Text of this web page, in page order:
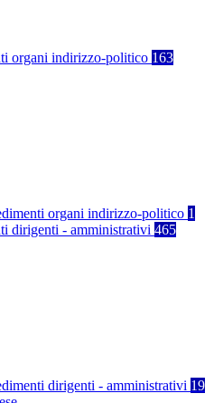
organi indirizzo-politico 163
organi indirizzo-politico 1
dirigenti - amministrativi 465
dirigenti - amministrativi 19